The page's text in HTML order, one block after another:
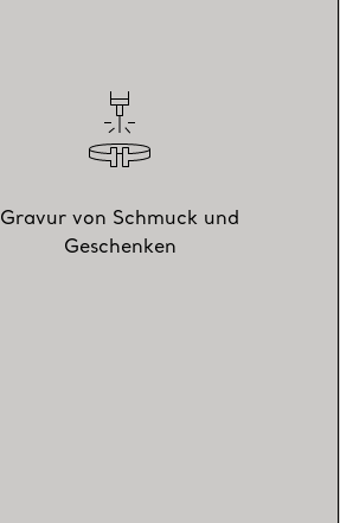
Gravur von Schmuck und
Geschenken